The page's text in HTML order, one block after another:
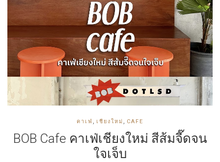
คาเฟ่ , เชียงใหม่ , CAFE
BOB Cafe คาเฟ่เชียงใหม่ สีส้มจี๊ดจน
ใจเจ็บ